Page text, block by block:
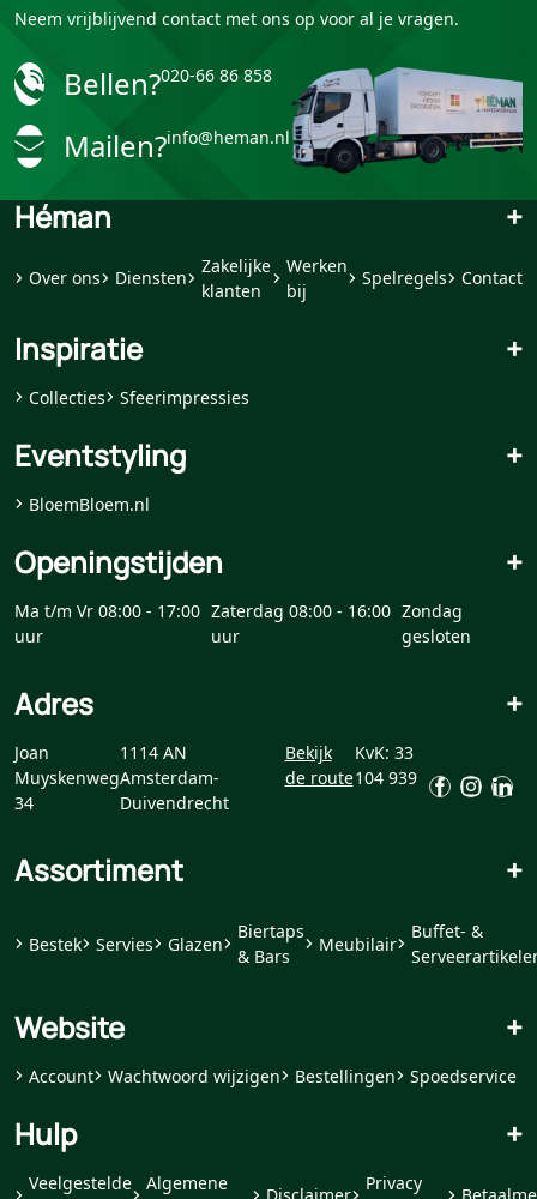
Neem vrijblijvend contact met ons op voor al je vragen.
Bellen?020-66 86 858
Mailen?info@heman.nl
Héman +
Over ons Diensten
Zakelijke
klanten
Werken
bij
Spelregels Contact
Inspiratie +
Collecties Sfeerimpressies
Eventstyling +
BloemBloem.nl
Openingstijden +
Ma t/m Vr 08:00 - 17:00
uur
Zaterdag 08:00 - 16:00
uur
Zondag
gesloten
Adres +
Joan
Muyskenweg
34
1114 AN
Amsterdam-
Duivendrecht
Bekijk
de route
KvK: 33
104 939
Assortiment +
Bestek Servies Glazen
Biertaps
& Bars
Meubilair
Buffet- &
Website +
Account Wachtwoord wijzigen Bestellingen Spoedservice
Hulp +
Veelgestelde
Algemene
Privacy